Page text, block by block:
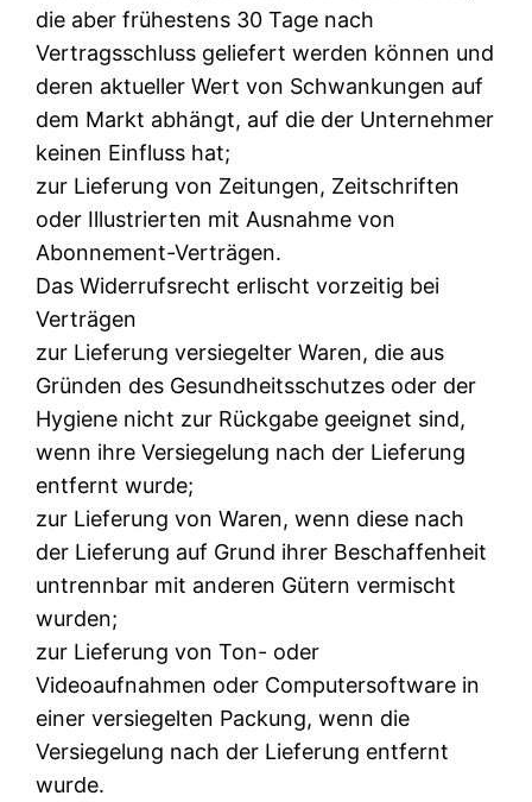
die aber frühestens 30 Tage nach
Vertragsschluss geliefert werden können und
deren aktueller Wert von Schwankungen auf
dem Markt abhängt, auf die der Unternehmer
keinen Einfluss hat;
zur Lieferung von Zeitungen, Zeitschriften
oder Illustrierten mit Ausnahme von
Abonnement-Verträgen.
Das Widerrufsrecht erlischt vorzeitig bei
Verträgen
zur Lieferung versiegelter Waren, die aus
Gründen des Gesundheitsschutzes oder der
Hygiene nicht zur Rückgabe geeignet sind,
wenn ihre Versiegelung nach der Lieferung
entfernt wurde;
zur Lieferung von Waren, wenn diese nach
der Lieferung auf Grund ihrer Beschaffenheit
untrennbar mit anderen Gütern vermischt
wurden;
zur Lieferung von Ton- oder
Videoaufnahmen oder Computersoftware in
einer versiegelten Packung, wenn die
Versiegelung nach der Lieferung entfernt
wurde.